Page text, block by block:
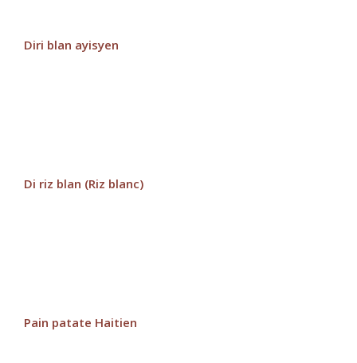
Diri blan ayisyen
Di riz blan (Riz blanc)
Pain patate Haitien